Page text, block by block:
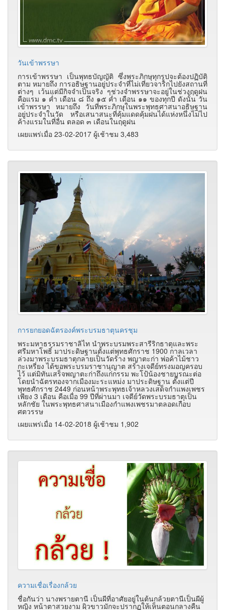
วันเข้าพรรษา
การเข้าพรรษา เป็นพุทธบัญญัติ ซึ่งพระภิกษุทุกรูปจะต้องปฏิบัติ
ตาม หมายถึง การอธิษฐานอยู่ประจำที่ไม่เที่ยวจาริกไปยังสถานที่
ต่างๆ เว้นแต่มีกิจจำเป็นจริง ๆช่วงจำพรรษาจะอยู่ในช่วงฤดูฝน
คือแรม ๑ ค่ำ เดือน ๘ ถึง ๑๕ ค่ำ เดือน ๑๑ ของทุกปี ดังนั้น วัน
เข้าพรรษา หมายถึง วันที่พระภิกษุในพระพุทธศาสนาอธิษฐาน
อยู่ประจำในวัด หรือเสนาสนะที่คุ้มแดดคุ้มฝนได้แห่งหนึ่งไม่ไป
ค้างแรมในที่อื่น ตลอด ๓ เดือนในฤดูฝน
เผยแพร่เมื่อ 23-02-2017 ผู้เช้าชม 3,483
การยกยอดฉัตรองค์พระบรมธาตุนครชุม
พระมหาธรรมราชาลิไท นำพระบรมพระสารีริกธาตุและพระ
ศรีมหาโพธิ์ มาประดิษฐานตั้งแต่พุทธศักราช 1900 กาลเวลา
ล่วงมาพระบรมธาตุกลายเป็นวัดร้าง พญาตะก่า พ่อค้าไม้ชาว
กะเหรี่ยง ได้ขอพระบรมราชานุญาต สร้างเจดีย์ทรงมอญครอบ
ไว้ แต่มิทันเสร็จพญาตะก่าถึงแก่กรรม พะโป้น้องชายบูรณะต่อ
โดยนำฉัตรทองจากเมืองมะระแหม่ง มาประดิษฐาน ตั้งแต่ปี
พุทธศักราช 2449 ก่อนหน้าพระพุทธเจ้าหลวงเสด็จกำแพงเพชร
เพียง 3 เดือน คือเมื่อ 99 ปีที่ผ่านมา เจดีย์วัดพระบรมธาตุเป็น
หลักชัย ในพระพุทธศาสนาเมืองกำแพงเพชรมาตลอดเกือบ
ศตวรรษ
เผยแพร่เมื่อ 14-02-2018 ผู้เช้าชม 1,902
ความเชื่อเรื่องกล้วย
ชื่อกันว่า นางพรายตานี เป็นผีที่อาศัยอยู่ในต้นกล้วยตานีเป็นผีผู้
หญิง หน้าตาสวยงาม ผิวขาวมักจะปรากฏให้เห็นตอนกลางคืน